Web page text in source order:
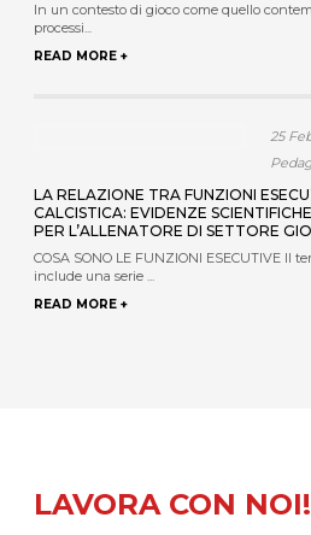
In un contesto di gioco come quello
processi...
READ MORE +
25
LA RELAZIONE TRA FUNZIONI
CALCISTICA: EVIDENZE
PER L’ALLENATORE DI SETTORE
COSA SONO LE FUNZIONI ESECUTIVE Il
include una serie ...
READ MORE +
LAVORA CON NOI!